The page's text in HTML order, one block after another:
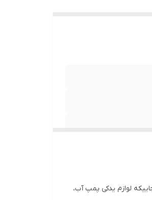
5 خروجی برای این منظور می باشد. از آنجاییکه لوازم یدکی پمپ آب،